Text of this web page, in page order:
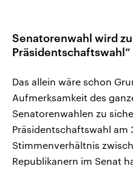
Senatorenwahl wird
Präsidentschaftswahl“
Das allein wäre schon
Aufmerksamkeit des
Senatorenwahlen zu
Präsidentschaftswahl am
Stimmenverhältnis
Republikanern im Senat